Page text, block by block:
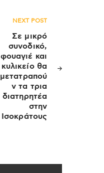
NEXT POST
Σε μικρό
συνοδικό,
φουαγιέ και
κυλικείο θα
μετατραπού
ν τα τρια
διατηρητέα
στην
Ισοκράτους